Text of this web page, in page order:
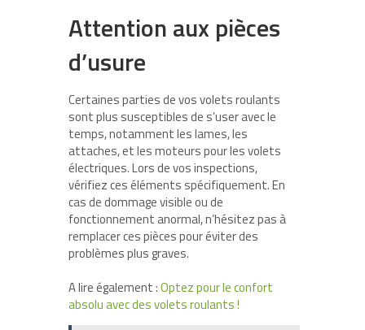
Attention aux pièces
d’usure
Certaines parties de vos volets roulants
sont plus susceptibles de s’user avec le
temps, notamment les lames, les
attaches, et les moteurs pour les volets
électriques. Lors de vos inspections,
vérifiez ces éléments spécifiquement. En
cas de dommage visible ou de
fonctionnement anormal, n’hésitez pas à
remplacer ces pièces pour éviter des
problèmes plus graves.
A lire également :Optez pour le confort
absolu avec des volets roulants !